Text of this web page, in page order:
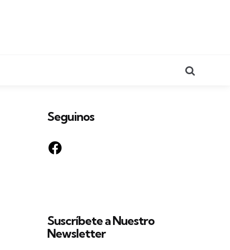
Seguinos
Facebook
Suscríbete a Nuestro
Newsletter